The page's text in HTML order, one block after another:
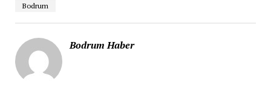
Bodrum
Bodrum Haber